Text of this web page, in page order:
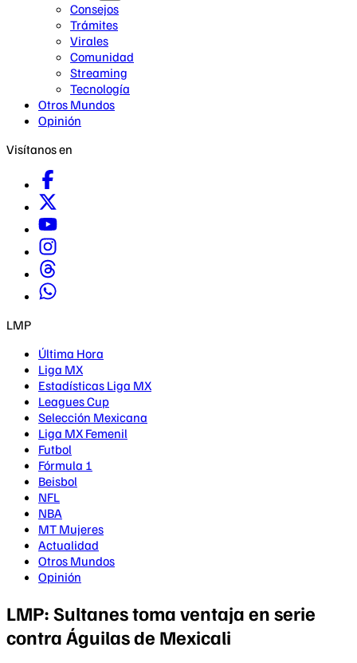
Consejos
Trámites
Virales
Comunidad
Streaming
Tecnología
Otros Mundos
Opinión
Visítanos en
LMP
Última Hora
Liga MX
Estadísticas Liga MX
Leagues Cup
Selección Mexicana
Liga MX Femenil
Futbol
Fórmula 1
Beisbol
NFL
NBA
MT Mujeres
Actualidad
Otros Mundos
Opinión
LMP: Sultanes toma ventaja en serie
contra Águilas de Mexicali